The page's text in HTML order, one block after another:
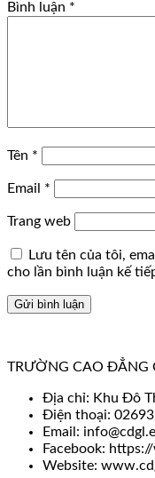
Bình luận *
Tên *
Email *
Trang web
Lưu tên của tôi,
cho lần bình luận kế
TRƯỜNG CAO ĐẲNG
Địa chỉ: Khu Đô
Điện thoại:
Email:
Facebook:
Website: